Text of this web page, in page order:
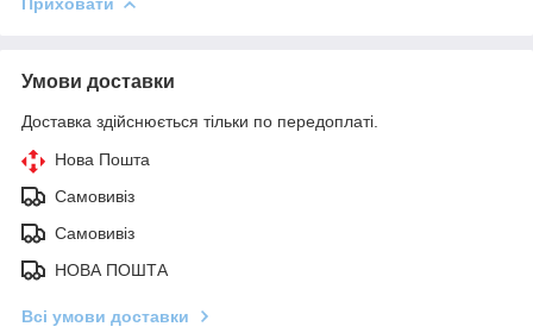
Умови доставки
Доставка здійснюється тільки по передоплаті.
Нова Пошта
Самовивіз
Самовивіз
НОВА ПОШТА
Всі умови доставки